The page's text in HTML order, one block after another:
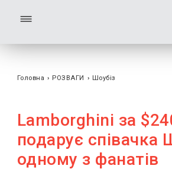
Головна › РОЗВАГИ › Шоубiз
Lamborghini за
подарує співачка
одному з фанатів